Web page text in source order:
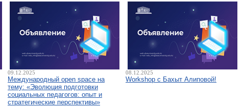
09.12.2025
Международный open space на
тему: «Эволюция подготовки
социальных педагогов: опыт и
стратегические перспективы»
08.12.2025
Workshop с Бахыт Алиповой!